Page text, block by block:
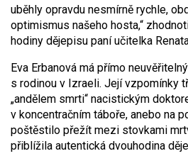
uběhly opravdu nesmírně rychle,
optimismus našeho hosta,“
hodiny dějepisu paní učitelka
Eva Erbanová má přímo
s rodinou v Izraeli. Její vzpomínky
„andělem smrti“ nacistickým
v koncentračním táboře, anebo na
poštěstilo přežít mezi stovkami
přiblížila autentická dvouhodina